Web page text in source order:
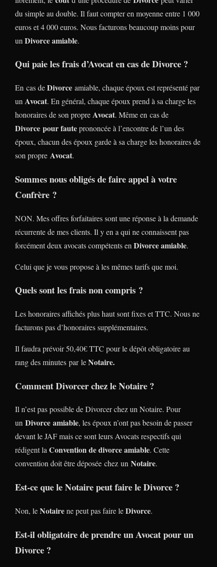
du simple au double. Il faut compter en moyenne entre 1 000
euros et 4 000 euros. Nous facturons beaucoup moins pour
un Divorce amiable.
Qui paie les frais d’Avocat en cas de Divorce ?
En cas deDivorce amiable, chaque époux est représenté par
un Avocat. En général, chaque époux prend à sa charge les
honoraires de son propreAvocat. Même en cas de
Divorce pour fauteprononcée à l’encontre de l’un des
époux, chacun des époux garde à sa charge les honoraires de
son propre Avocat.
Sommes nous obligés de faire appel à votre
Confrère ?
NON. Mes offres forfaitaires sont une réponse à la demande
récurrente de mes clients. Il y en a qui ne connaissent pas
forcément deux avocats compétents en Divorce amiable.
Celui que je vous propose à les mêmes tarifs que moi.
Quels sont les frais non compris ?
Les honoraires affichés plus haut sont fixes et TTC. Nous ne
facturons pas d’honoraires supplémentaires.
Il faudra prévoir 50,40€ TTC pour le dépôt obligatoire au
rang des minutes par leNotaire.
Comment Divorcer chez le Notaire ?
Il n’est pas possible de Divorcer chez un Notaire. Pour
un Divorce amiable, les époux n’ont pas besoin de passer
devant le JAF mais ce sont leurs Avocats respectifs qui
rédigent laConvention de divorce amiable. Cette
convention doit être déposée chez un Notaire.
Est-ce que le Notaire peut faire le Divorce ?
Non, leNotairene peut pas faire leDivorce.
Est-il obligatoire de prendre un Avocat pour un
Divorce ?